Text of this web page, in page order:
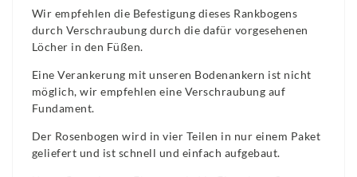
Wir empfehlen die Befestigung dieses Rankbogens
durch Verschraubung durch die dafür vorgesehenen
Löcher in den Füßen.
Eine Verankerung mit unseren Bodenankern ist nicht
möglich, wir empfehlen eine Verschraubung auf
Fundament.
Der Rosenbogen wird in vier Teilen in nur einem Paket
geliefert und ist schnell und einfach aufgebaut.